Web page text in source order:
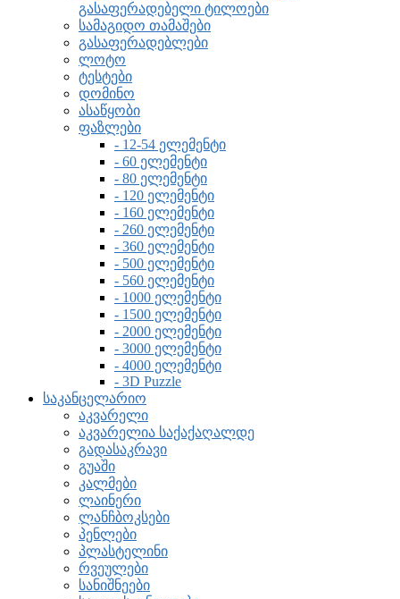
გასაფერადებელი ტილოები
სამაგიდო თამაშები
გასაფერადებლები
ლოტო
ტესტები
დომინო
ასაწყობი
ფაზლები
- 12-54 ელემენტი
- 60 ელემენტი
- 80 ელემენტი
- 120 ელემენტი
- 160 ელემენტი
- 260 ელემენტი
- 360 ელემენტი
- 500 ელემენტი
- 560 ელემენტი
- 1000 ელემენტი
- 1500 ელემენტი
- 2000 ელემენტი
- 3000 ელემენტი
- 4000 ელემენტი
- 3D Puzzle
საკანცელარიო
აკვარელი
აკვარელია საქაქაღალდე
გადასაკრავი
გუაში
კალმები
ლაინერი
ლანჩბოკსები
პენლები
პლასტელინი
რვეულები
სანიშნეები